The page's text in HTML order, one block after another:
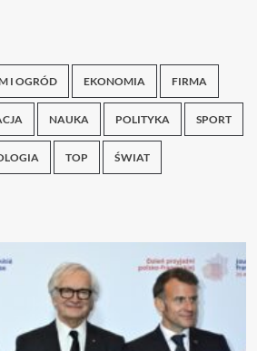
I OGRÓD EKONOMIA FIRMA
NAUKA POLITYKA SPORT
TOP ŚWIAT